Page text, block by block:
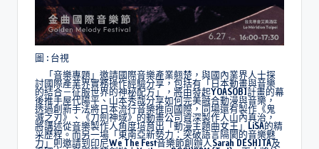
圖 : 台視
「音樂專題」邀請國際音樂產業翹楚，與國內業界人士探
討國際產業界實務操作經驗分享，包括有「日本動畫與音樂
的結合－征服世界的神秘配方」，將由發起YOASOBI計畫的幕
後推手屋代陽平、山本秀哉分享如何完美融合動漫與音樂，
透過創新手法將日本流行音樂推向國際，同場還有製作《鬼
滅之刃》、《刀劍神域》的動畫公司資深製作人山內真治，
將講述從音樂製作人角度培育出「動漫主題曲女王」LiSA的精
采歷程。而另一場「東南亞新勢力：突破語言隔閡的音樂魅
力」則邀請到印尼We The Fest音樂節創辦人Sarah DESHITA及